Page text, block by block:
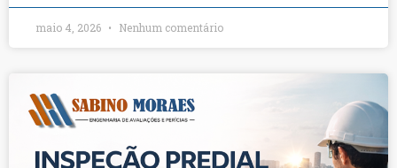
maio 4, 2026 Nenhum comentário